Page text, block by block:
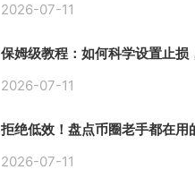
2026-07-11
保姆级教程：如何科学设置止损
2026-07-11
拒绝低效！盘点币圈老手都在用
2026-07-11